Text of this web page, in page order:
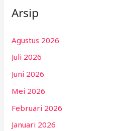
Arsip
Agustus 2026
Juli 2026
Juni 2026
Mei 2026
Februari 2026
Januari 2026